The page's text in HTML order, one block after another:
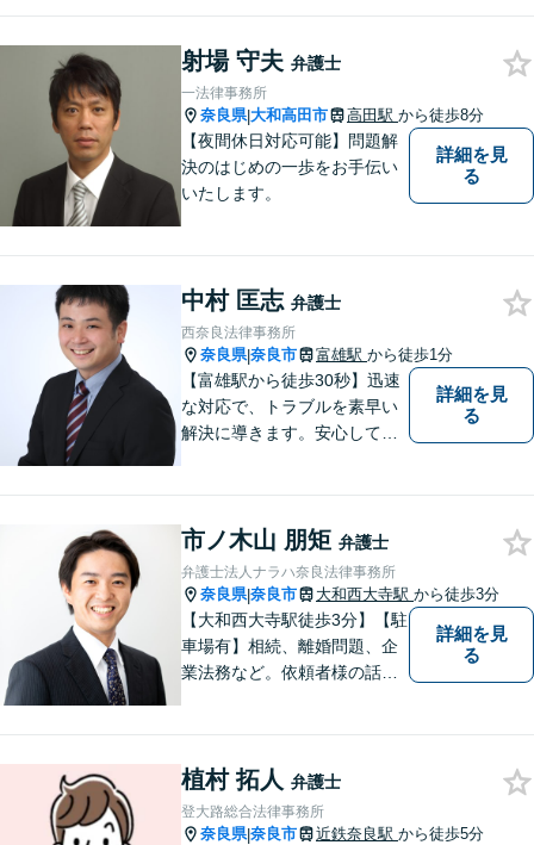
射場 守夫 弁護士
一法律事務所
奈良県|大和高田市 高田駅 から徒歩8分
【夜間休日対応可能】問題解
決のはじめの一歩をお手伝い
いたします。
詳細を見
る
中村 匡志 弁護士
西奈良法律事務所
奈良県|奈良市 富雄駅 から徒歩1分
【富雄駅から徒歩30秒】迅速
な対応で、トラブルを素早い
解決に導きます。安心して話
続・遺言・交通事故・借金・
債務整理などはお任せくださ
い。
詳細を見
る
市ノ木山 朋矩 弁護士
弁護士法人ナラハ奈良法律事務所
奈良県|奈良市 大和西大寺駅 から徒歩3分
【大和西大寺駅徒歩3分】【駐
車場有】相続、離婚問題、企
業法務など。依頼者様の話を
と聞いても良いのかな」など
と思わず、ぜひ一度ご相談く
ださい。【お子様連れ相談
詳細を見
る
植村 拓人 弁護士
登大路総合法律事務所
奈良県|奈良市 近鉄奈良駅 から徒歩5分